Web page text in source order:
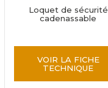
Loquet de sécurité
cadenassable
VOIR LA FICHE
TECHNIQUE